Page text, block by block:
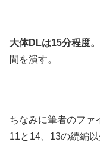
大体DLは15分程度。
間を潰す。
ちなみに筆者のファ
11と14、13の続編